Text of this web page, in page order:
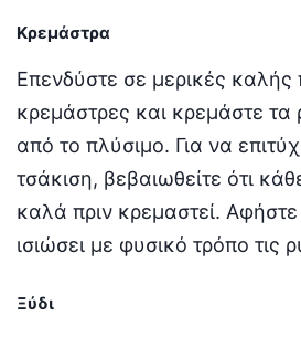
Κρεμάστρα
Επενδύστε σε μερικές καλής
κρεμάστρες και κρεμάστε τα
από το πλύσιμο. Για να
τσάκιση, βεβαιωθείτε ότι
καλά πριν κρεμαστεί.
ισιώσει με φυσικό τρόπο τις
Ξύδι